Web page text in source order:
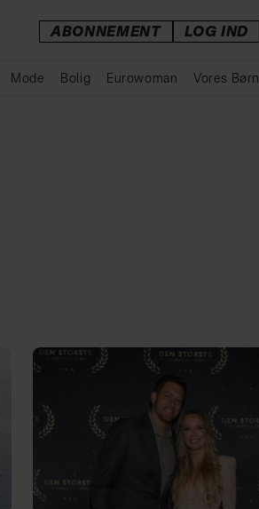
ABONNEMENT LOG IND
Mode Bolig Eurowoman Vores Børn